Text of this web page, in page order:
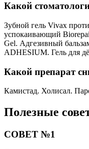
Какой
Зубной гель Vivax
успокаивающий
Gel. Адгезивный
ADHESIUM. Гель для
Какой препарат
Камистад. Холисал.
Полезные
СОВЕТ №1